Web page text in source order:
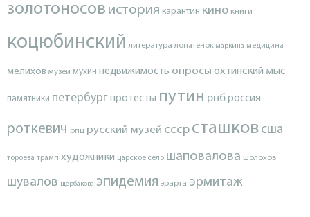
золотоносов история карантин кино книги
коцюбинский литература лопатенок маркина медицина
мелихов музеи мухин недвижимость опросы охтинский мыс
памятники петербургпротесты путин рнброссия
роткевич рпц русский музей ссср сташков сша
тороева трамп художники царское село шаповалова шолохов
шувалов щербакова эпидемия эрарта эрмитаж